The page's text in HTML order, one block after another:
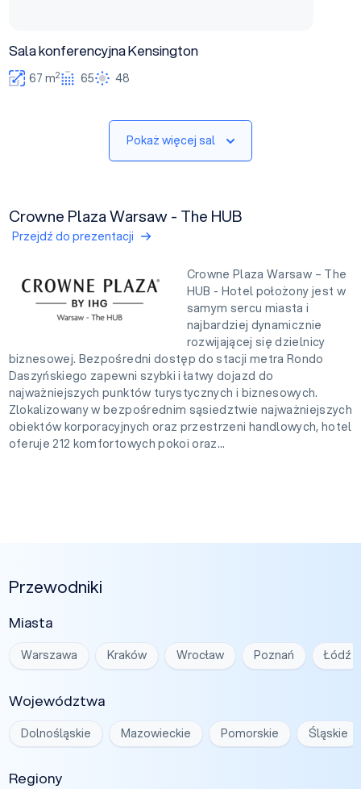
Sala konferencyjna Kensington
67 m2 65 48
Pokaż więcej sal
Crowne Plaza Warsaw - The HUB
Przejdź do prezentacji
Crowne Plaza Warsaw – The
HUB - Hotel położony jest w
samym sercu miasta i
najbardziej dynamicznie
rozwijającej się dzielnicy
biznesowej. Bezpośredni dostęp do stacji metra Rondo
Daszyńskiego zapewni szybki i łatwy dojazd do
najważniejszych punktów turystycznych i biznesowych.
Zlokalizowany w bezpośrednim sąsiedztwie najważniejszych
obiektów korporacyjnych oraz przestrzeni handlowych, hotel
oferuje 212 komfortowych pokoi oraz...
Przewodniki
Miasta
Warszawa Kraków Wrocław Poznań Łódź
Województwa
Dolnośląskie Mazowieckie Pomorskie Śląskie
Regiony